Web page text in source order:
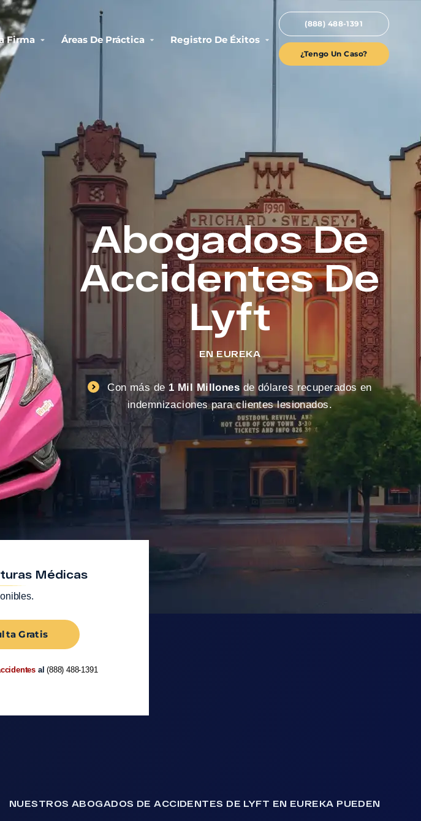
Firma Áreas De Práctica Registro De Éxitos
(888) 488-1391
¿Tengo Un Caso?
Abogados De
Accidentes De
Lyft
EN EUREKA
Con más de 1 Mil Millones de dólares recuperados en
indemnizaciones para clientes lesionados.
Médicas
Gratis
al(888) 488-1391
NUESTROS ABOGADOS DE ACCIDENTES DE LYFT EN EUREKA PUEDEN